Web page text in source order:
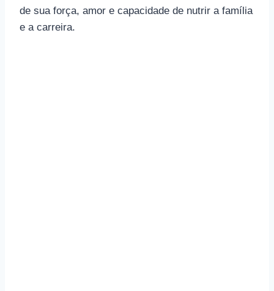
de sua força, amor e capacidade de nutrir a família
e a carreira.